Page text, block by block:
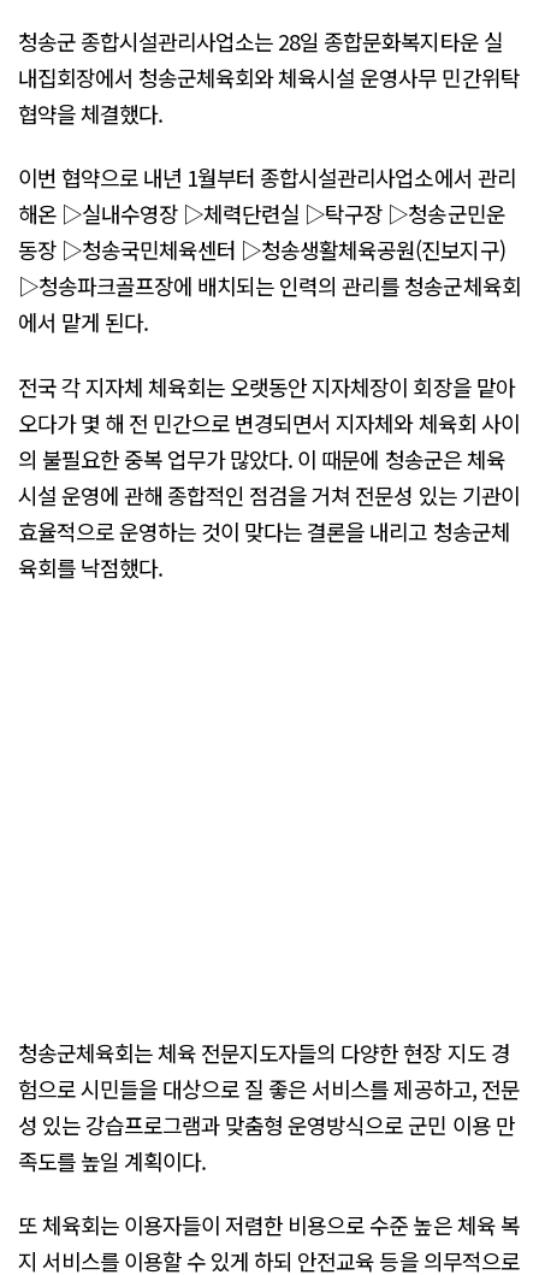
청송군 종합시설관리사업소는 28일 종합문화복지타운 실
내집회장에서 청송군체육회와 체육시설 운영사무 민간위탁
협약을 체결했다.
이번 협약으로 내년 1월부터 종합시설관리사업소에서 관리
해온 ▷실내수영장 ▷체력단련실 ▷탁구장 ▷청송군민운
동장 ▷청송국민체육센터 ▷청송생활체육공원(진보지구)
▷청송파크골프장에 배치되는 인력의 관리를 청송군체육회
에서 맡게 된다.
전국 각 지자체 체육회는 오랫동안 지자체장이 회장을 맡아
오다가 몇 해 전 민간으로 변경되면서 지자체와 체육회 사이
의 불필요한 중복 업무가 많았다. 이 때문에 청송군은 체육
시설 운영에 관해 종합적인 점검을 거쳐 전문성 있는 기관이
효율적으로 운영하는 것이 맞다는 결론을 내리고 청송군체
육회를 낙점했다.
청송군체육회는 체육 전문지도자들의 다양한 현장 지도 경
험으로 시민들을 대상으로 질 좋은 서비스를 제공하고, 전문
성 있는 강습프로그램과 맞춤형 운영방식으로 군민 이용 만
족도를 높일 계획이다.
또 체육회는 이용자들이 저렴한 비용으로 수준 높은 체육 복
지 서비스를 이용할 수 있게 하되 안전교육 등을 의무적으로